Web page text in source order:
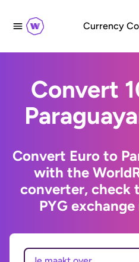
Currency
Convert
Convert Euro to
with the
converter, check
PYG